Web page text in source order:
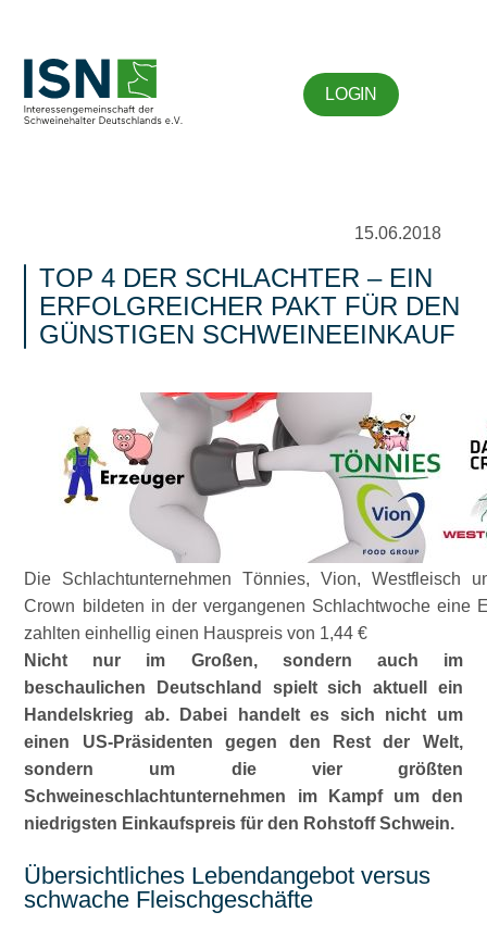
LOGIN
15.06.2018
TOP 4 DER SCHLACHTER – EIN
ERFOLGREICHER PAKT FÜR DEN
GÜNSTIGEN SCHWEINEEINKAUF
Die Schlachtunternehmen Tönnies, Vion, Westfleisch
Crown bildeten in der vergangenen Schlachtwoche eine
zahlten einhellig einen Hauspreis von 1,44 €
Nicht nur im Großen, sondern auch im
beschaulichen Deutschland spielt sich aktuell ein
Handelskrieg ab. Dabei handelt es sich nicht um
einen US-Präsidenten gegen den Rest der Welt,
sondern um die vier größten
Schweineschlachtunternehmen im Kampf um den
niedrigsten Einkaufspreis für den Rohstoff Schwein.
Übersichtliches Lebendangebot versus
schwache Fleischgeschäfte